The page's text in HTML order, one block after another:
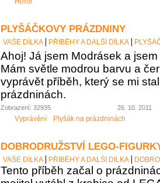
PLYŠÁČKOVY PRÁZDNINY
VAŠE DÍLKA PŘÍBĚHY A DALŠÍ DÍLKA
Ahoj! Já jsem Modrásek a
Mám světle modrou barvu a
vyprávět příběh, který se mi
prázdninách.
Zobrazení: 32935 26. 10. 2011
Vyprávění Plyšák na prázdninách
DOBRODRUŽSTVÍ LEGO-
VAŠE DÍLKA PŘÍBĚHY A DALŠÍ DÍLKA
Tento příběh začal o